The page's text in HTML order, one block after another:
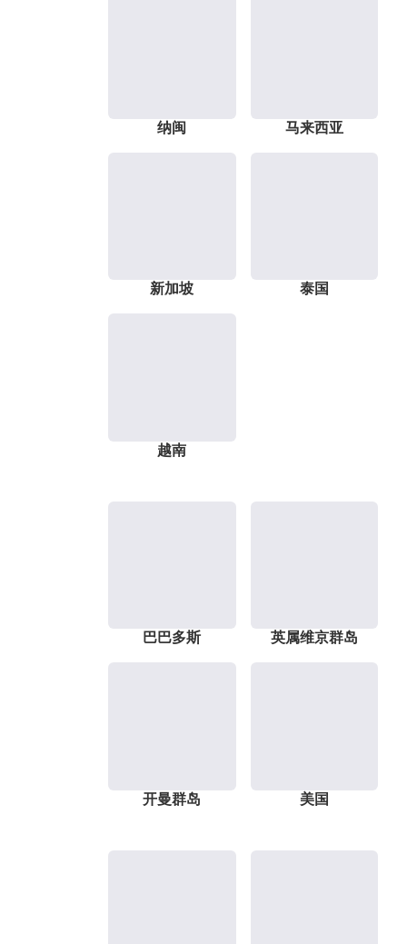
纳闽 马来西亚
新加坡 泰国
越南
巴巴多斯 英属维京群岛
开曼群岛 美国